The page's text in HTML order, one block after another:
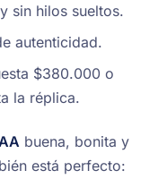
sin hilos sueltos.
autenticidad.
$380.000 o
la réplica.
buena, bonita y
está perfecto: